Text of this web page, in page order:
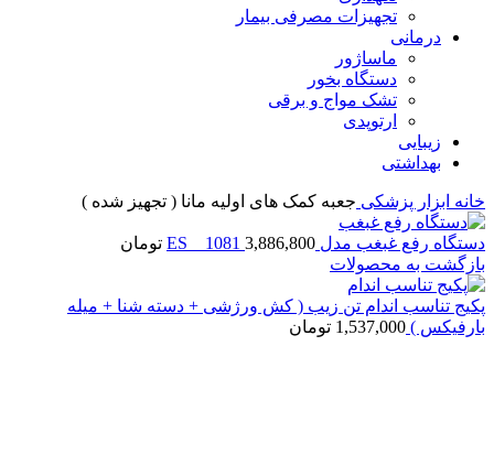
تجهیزات مصرفی بیمار
درمانی
ماساژور
دستگاه بخور
تشک مواج و برقی
ارتوپدی
زیبایی
بهداشتی
خانه ابزار پزشکی جعبه کمک های اولیه مانا ( تجهیز شده )
دستگاه رفع غبغب مدل ES _ 1081 3,886,800
تومان
بازگشت به محصولات
پکیج تناسب اندام تن زیب ( کش ورژشی + دسته شنا + میله
بارفیکس ) 1,537,000 تومان